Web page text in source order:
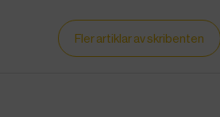
Fler artiklar av skribenten